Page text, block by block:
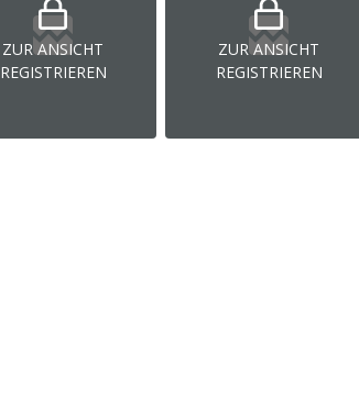
ZUR ANSICHT
REGISTRIEREN
ZUR ANSICHT
REGISTRIEREN